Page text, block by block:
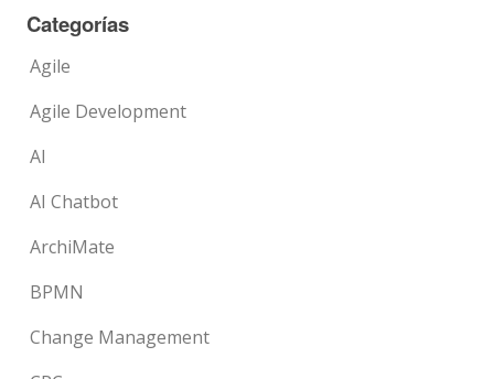
Categorías
Agile
Agile Development
AI
AI Chatbot
ArchiMate
BPMN
Change Management